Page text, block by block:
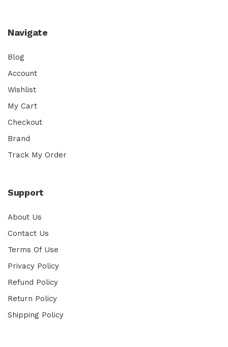
Navigate
Blog
Account
Wishlist
My Cart
Checkout
Brand
Track My Order
Support
About Us
Contact Us
Terms Of Use
Privacy Policy
Refund Policy
Return Policy
Shipping Policy